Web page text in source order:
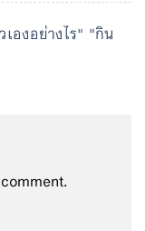
องอย่างไร" "กิน